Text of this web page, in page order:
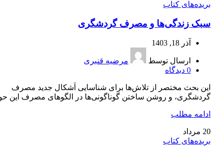
بریده‌های کتاب
سبک زندگی‌ها و مصرف گردشگری
آذر 18, 1403
ارسال توسط
مرضیه قنبری
0 دیدگاه
این بحث مختصر از تلاش‌ها برای شناسایی اَشکال جدید مصرف
گردشگری، و روشن ساختن گوناگونی‌ها در الگوهای مصرف این
ادامه مطلب
20 مرداد
بریده‌های کتاب